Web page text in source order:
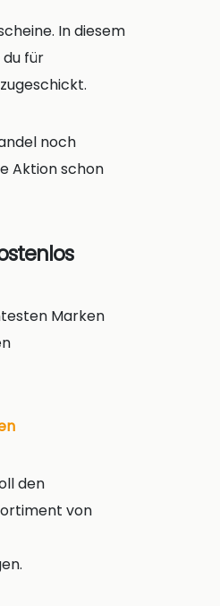
In diesem
für
noch
Aktion schon
Marken
den
von